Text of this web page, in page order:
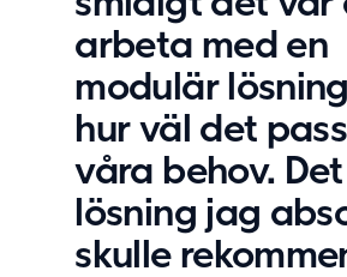
arbeta med en
modulär
hur väl det
våra behov.
lösning jag
skulle